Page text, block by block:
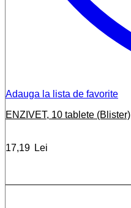
Adauga la lista de favorite
ENZIVET, 10 tablete (Blister)
17,19 Lei